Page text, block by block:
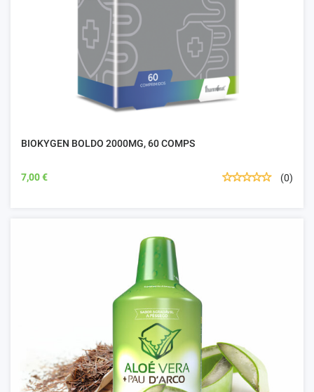
BIOKYGEN BOLDO 2000MG, 60 COMPS
7,00 € (0)